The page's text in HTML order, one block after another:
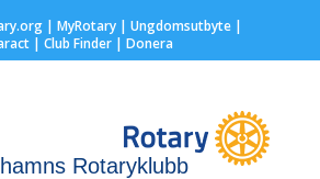
| MyRotary | Ungdomsutbyte|
| Club Finder | Donera
Rotaryklubb